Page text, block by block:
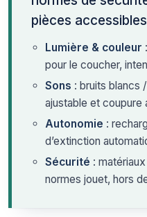
pièces
Lumière & couleur
pour le coucher,
Sons : bruits blancs
ajustable et coupure
Autonomie :
d’extinction
Sécurité :
normes jouet, hors